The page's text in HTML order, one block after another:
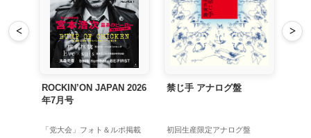
<
MAD HOPE Japan Tour
長岡亮介＆三浦淳悟参加
ROCKIN’ON JAPAN 2026
「党大会」フォト＆ルポ掲載
>